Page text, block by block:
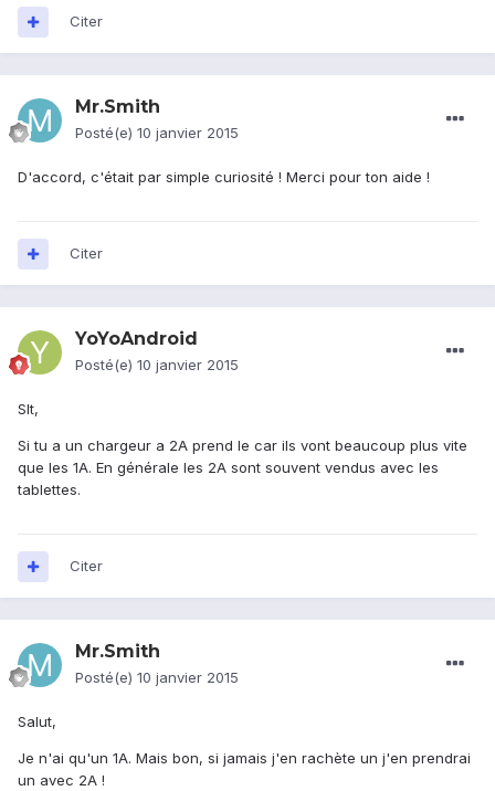
Citer
Mr.Smith
Posté(e) 10 janvier 2015
D'accord, c'était par simple curiosité ! Merci pour ton aide !
Citer
YoYoAndroid
Posté(e) 10 janvier 2015
Slt,
Si tu a un chargeur a 2A prend le car ils vont beaucoup plus vite
que les 1A. En générale les 2A sont souvent vendus avec les
tablettes.
Citer
Mr.Smith
Posté(e) 10 janvier 2015
Salut,
Je n'ai qu'un 1A. Mais bon, si jamais j'en rachète un j'en prendrai
un avec 2A !